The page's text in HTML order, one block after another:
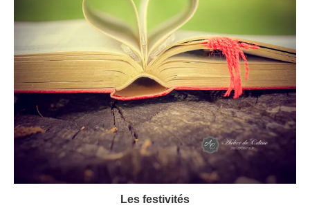
Les festivités